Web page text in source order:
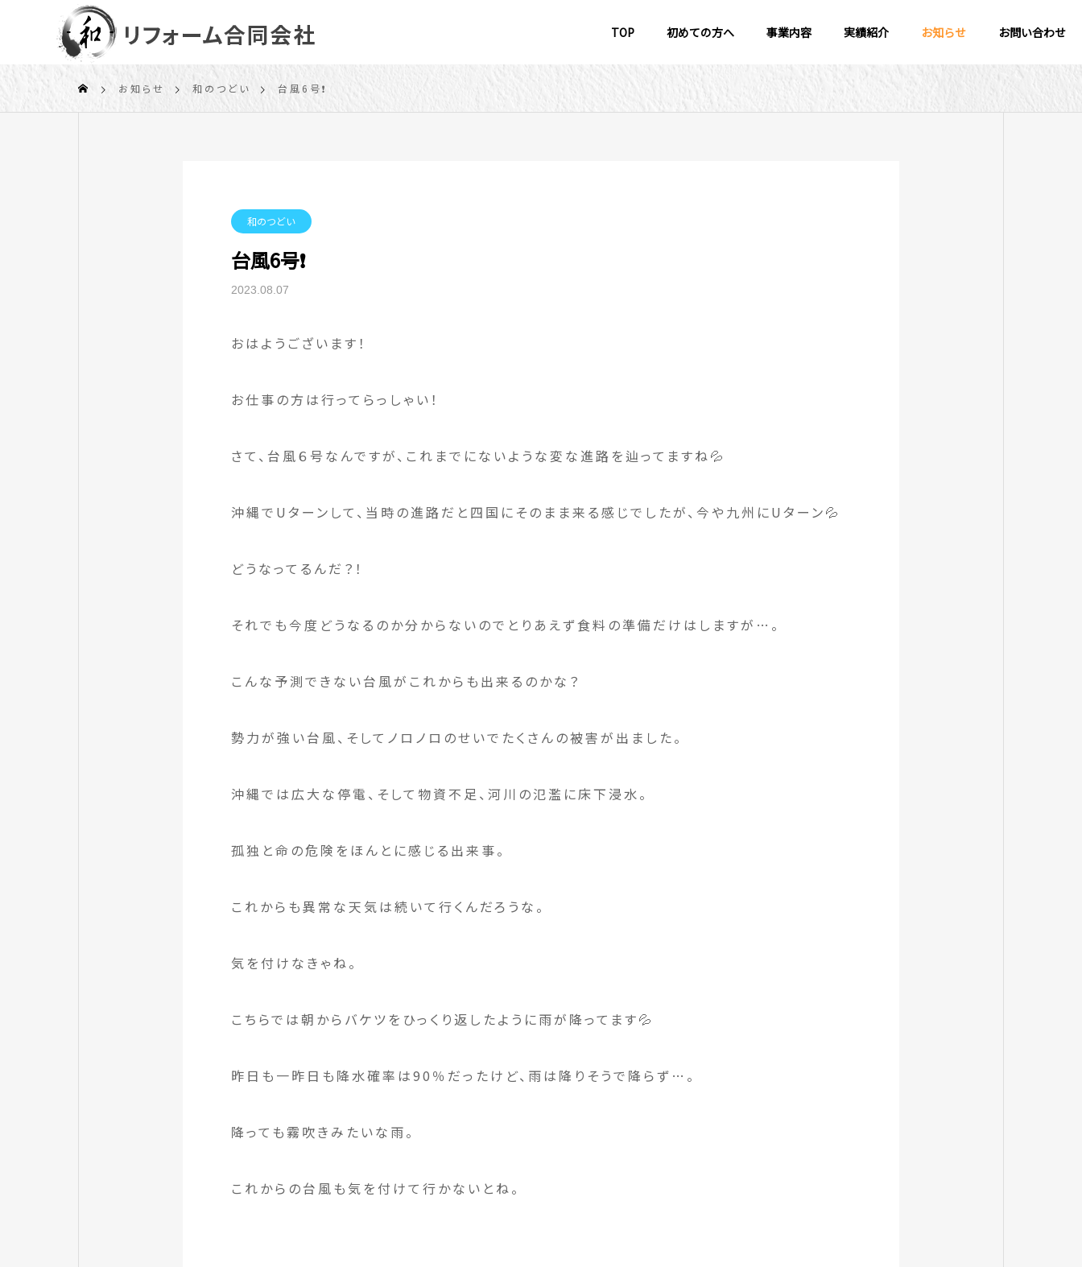
TOP 初めての方へ 事業内容 実績紹介 お知らせ お問い合わせ
お知らせ 和のつどい 台風6号❗
和のつどい
台風6号❗
2023.08.07
おはようございます！
お仕事の方は行ってらっしゃい！
さて、台風６号なんですが、これまでにないような変な進路を辿ってますね💦
沖縄でUターンして、当時の進路だと四国にそのまま来る感じでしたが、今や九州にUターン💦
どうなってるんだ？！
それでも今度どうなるのか分からないのでとりあえず食料の準備だけはしますが…。
こんな予測できない台風がこれからも出来るのかな？
勢力が強い台風、そしてノロノロのせいでたくさんの被害が出ました。
沖縄では広大な停電、そして物資不足、河川の氾濫に床下浸水。
孤独と命の危険をほんとに感じる出来事。
これからも異常な天気は続いて行くんだろうな。
気を付けなきゃね。
こちらでは朝からバケツをひっくり返したように雨が降ってます💦
昨日も一昨日も降水確率は90％だったけど、雨は降りそうで降らず…。
降っても霧吹きみたいな雨。
これからの台風も気を付けて行かないとね。